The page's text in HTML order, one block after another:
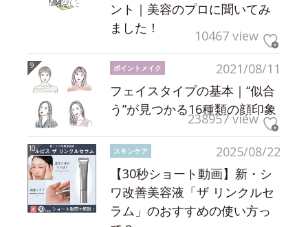
ント｜美容のプロに聞いてみ
ました！
10467 view
2021/08/11
ポイントメイク
フェイスタイプの基本｜“似合
う”が見つかる16種類の顔印象
238957 view
2025/08/22
スキンケア
【30秒ショート動画】新・シ
ワ改善美容液「ザ リンクルセ
ラム」のおすすめの使い方っ